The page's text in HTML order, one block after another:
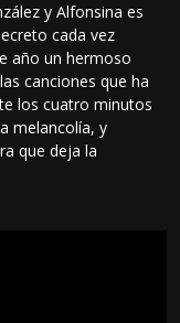
y Alfonsina es
cada vez
año un hermoso
canciones que ha
los cuatro minutos
melancolía, y
que deja la